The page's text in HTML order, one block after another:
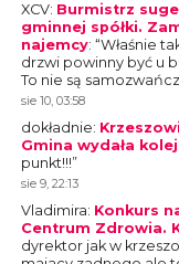
XCV: Burmistrz
gminnej spółki.
najemcy: “Właśnie
drzwi powinny być u
To nie są
sie 10, 03:58
dokładnie:
Gmina wydała
punkt!!!”
sie 9, 22:13
Vladimira: Konkurs
Centrum Zdrowia.
dyrektor jak w